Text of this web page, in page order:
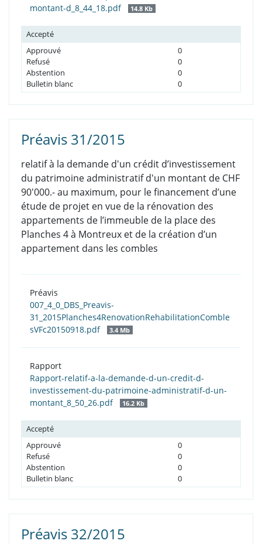
montant-d_8_44_18.pdf
14.8 Kb
Accepté
Approuvé
0
Refusé
0
Abstention
0
Bulletin blanc
0
Préavis 31/2015
relatif à la demande d'un crédit d’investissement
du patrimoine administratif d'un montant de CHF
90'000.- au maximum, pour le financement d’une
étude de projet en vue de la rénovation des
appartements de l’immeuble de la place des
Planches 4 à Montreux et de la création d’un
appartement dans les combles
Préavis
007_4_0_DBS_Preavis-
31_2015Planches4RenovationRehabilitationComble
sVFc20150918.pdf
3.4 Mb
Rapport
Rapport-relatif-a-la-demande-d-un-credit-d-
investissement-du-patrimoine-administratif-d-un-
montant_8_50_26.pdf
16.2 Kb
Accepté
Approuvé
0
Refusé
0
Abstention
0
Bulletin blanc
0
Préavis 32/2015